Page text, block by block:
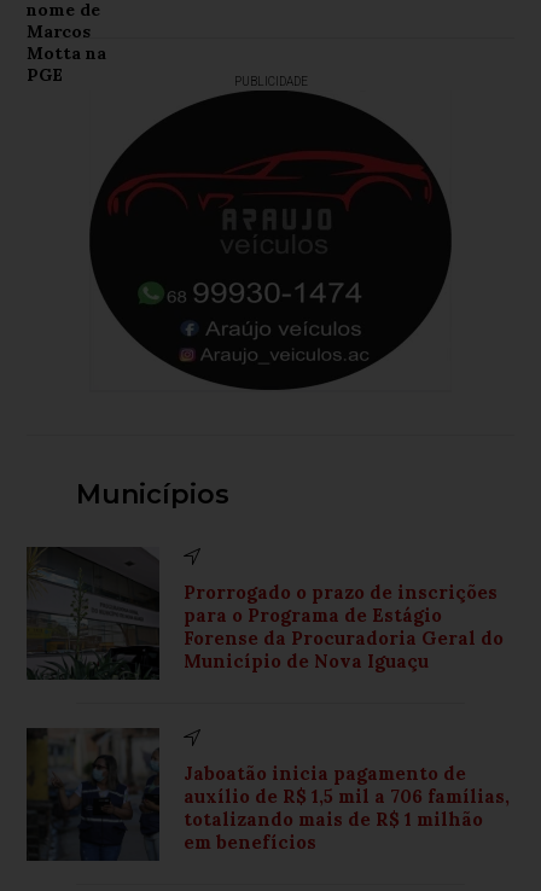
PUBLICIDADE
Municípios
Prorrogado o prazo de inscrições
para o Programa de Estágio
Forense da Procuradoria Geral do
Município de Nova Iguaçu
Jaboatão inicia pagamento de
auxílio de R$ 1,5 mil a 706 famílias,
totalizando mais de R$ 1 milhão
em benefícios